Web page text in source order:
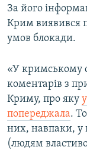
За його
Крим виявився
умов блокади.
«У кримському
коментарів з
Криму, про яку
попереджала.
них, навпаки, у
(людям